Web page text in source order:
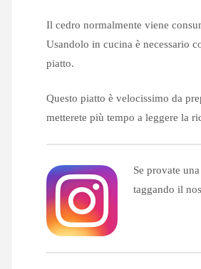
Il cedro normalmente viene
Usandolo in cucina è necessario
piatto.
Questo piatto è velocissimo da
metterete più tempo a leggere la
Se provate
taggando il